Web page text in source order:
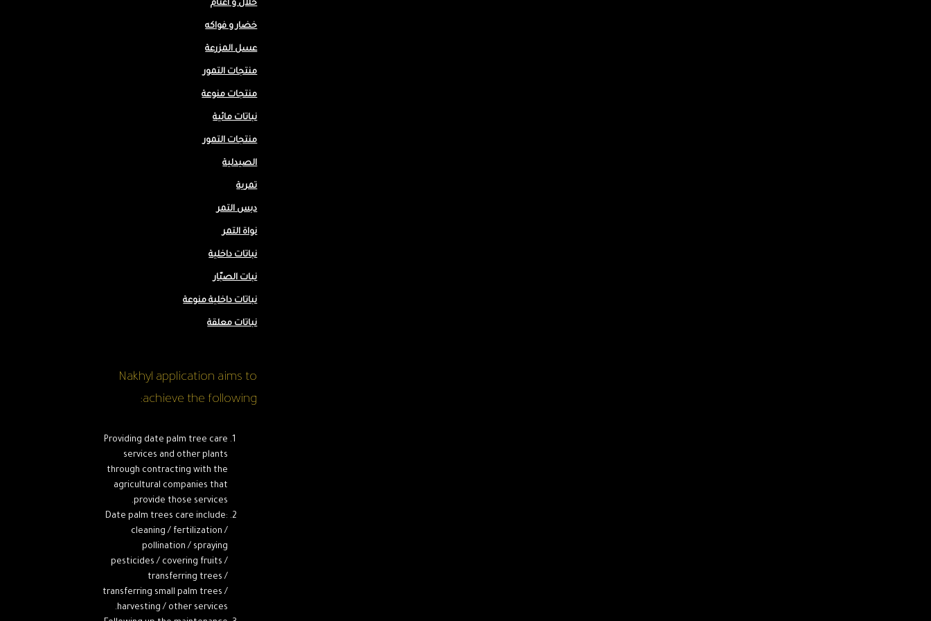
حلال و أغنام
خضار و فواكه
عسل المزرعة
منتجات التمور
منتجات منوعة
نباتات مائية
منتجات التمور
الصيدلية
تمرية
دبس التمر
نواة التمر
نباتات داخلية
نبات الصبّار
نباتات داخلية منوعة
نباتات معلقة
Nakhyl application aims to
achieve the following:
Providing date palm tree care
services and other plants
through contracting with the
agricultural companies that
provide those services.
Date palm trees care include:
cleaning / fertilization /
pollination / spraying
pesticides / covering fruits /
transferring trees /
transferring small palm trees /
harvesting / other services.